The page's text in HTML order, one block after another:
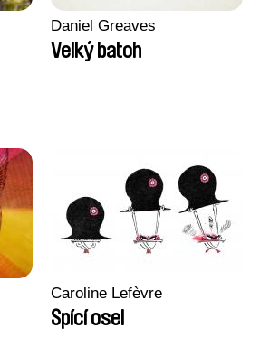
Daniel Greaves
Velký batoh
Caroline Lefèvre
Spící osel